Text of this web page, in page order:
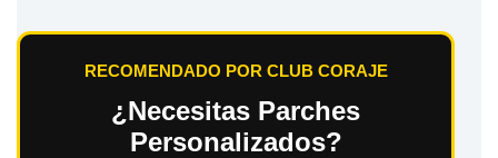
RECOMENDADO POR CLUB CORAJE
¿Necesitas Parches
Personalizados?